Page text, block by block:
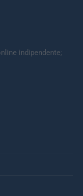
indipendente;